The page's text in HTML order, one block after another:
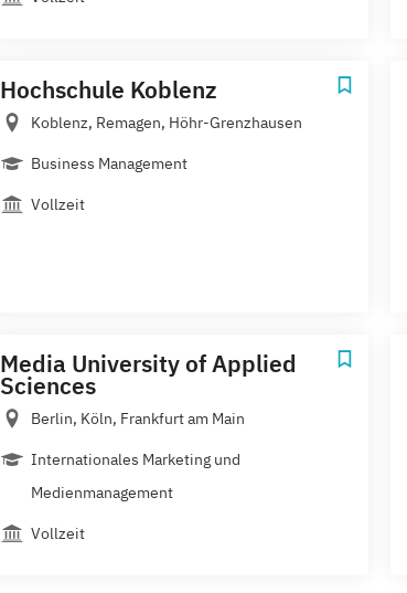
Hochschule Koblenz
Koblenz, Remagen, Höhr-Grenzhausen
Business Management
Vollzeit
Media University of Applied
Sciences
Berlin, Köln, Frankfurt am Main
Internationales Marketing und
Medienmanagement
Vollzeit